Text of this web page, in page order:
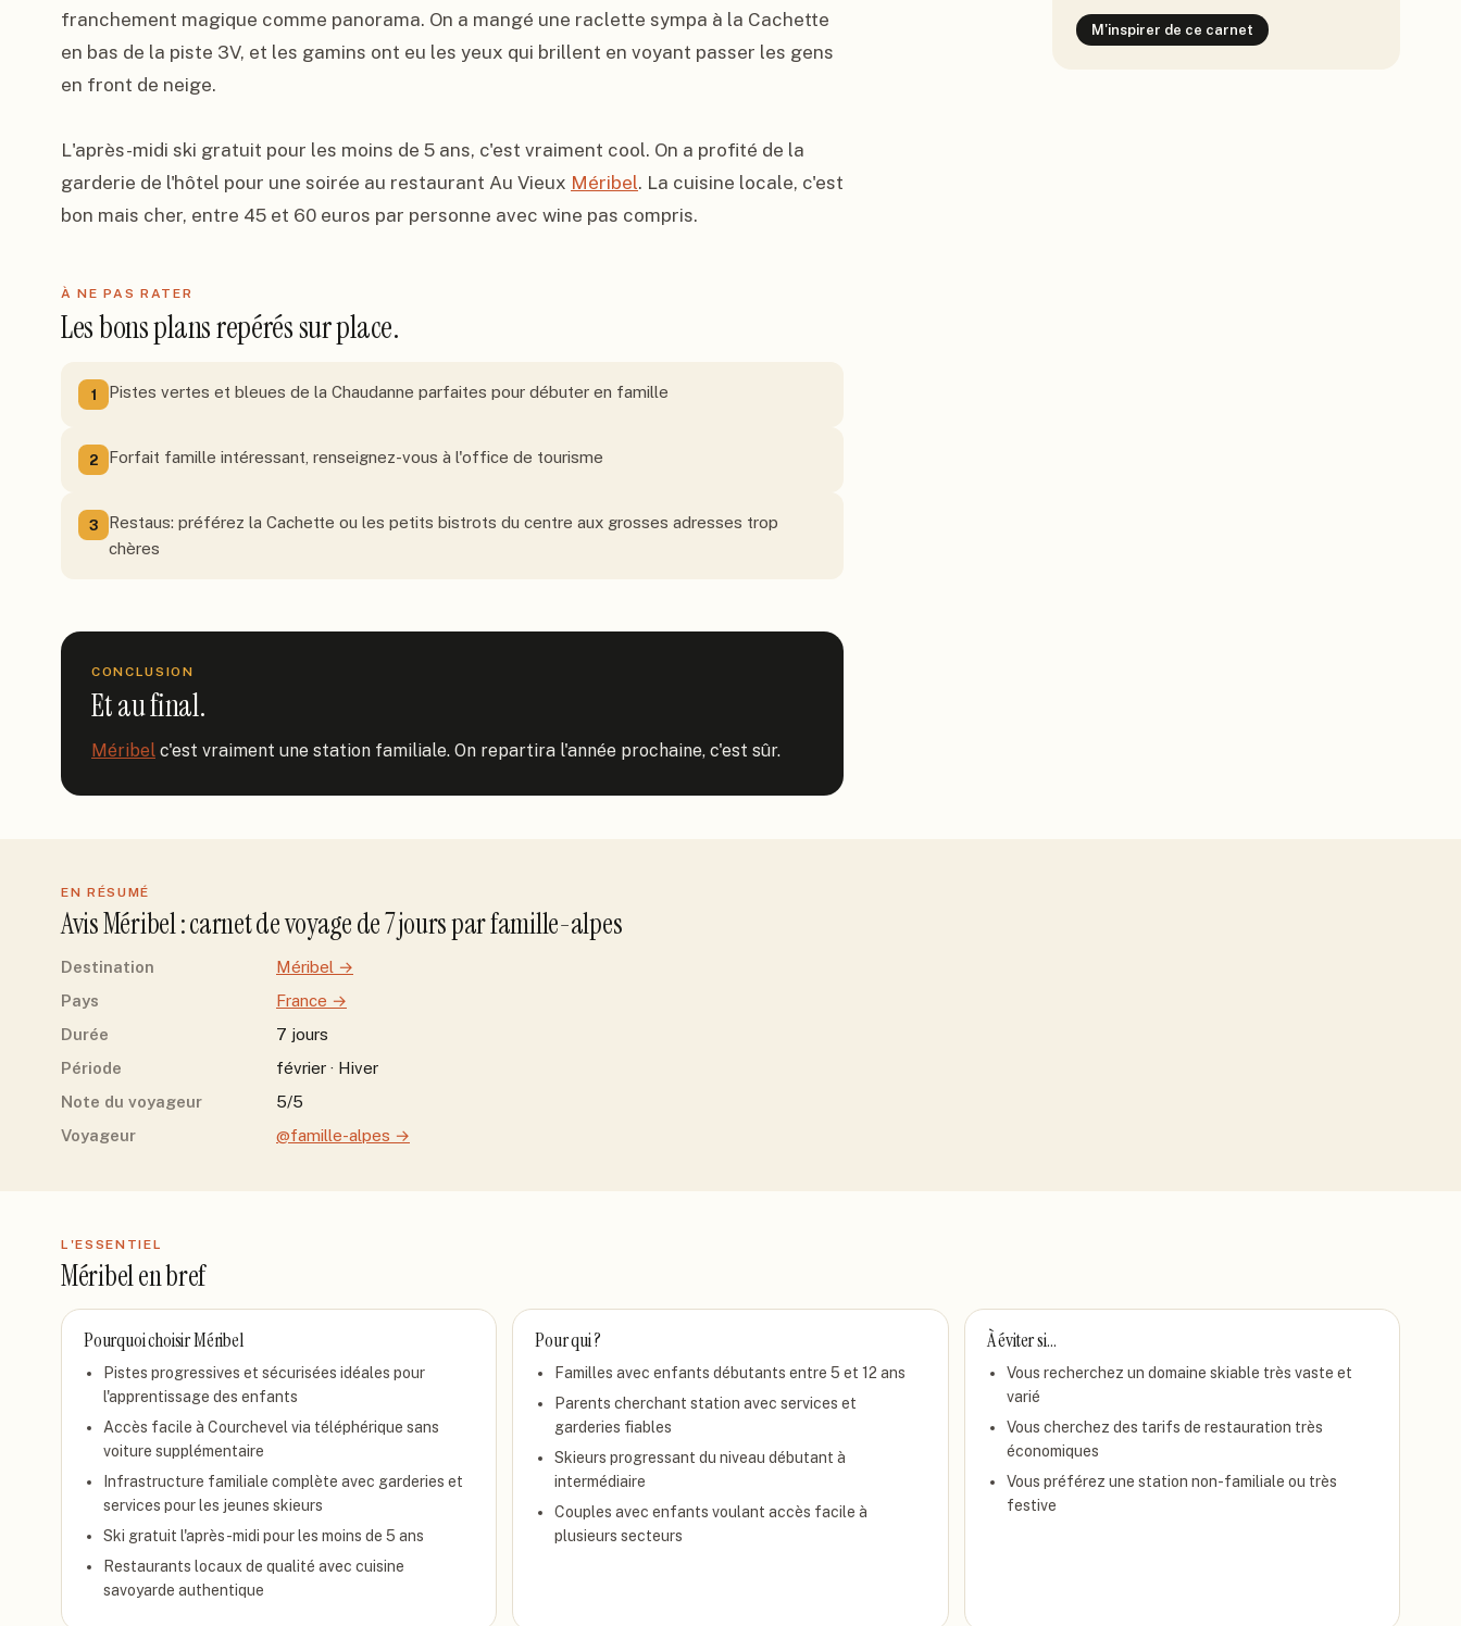
franchement magique comme panorama. On a mangé une raclette sympa à la Cachette
en bas de la piste 3V, et les gamins ont eu les yeux qui brillent en voyant passer les gens
en front de neige.
L'après-midi ski gratuit pour les moins de 5 ans, c'est vraiment cool. On a profité de la
garderie de l'hôtel pour une soirée au restaurant Au Vieux Méribel. La cuisine locale, c'est
bon mais cher, entre 45 et 60 euros par personne avec wine pas compris.
À NE PAS RATER
Les bons plans repérés sur place.
1 Pistes vertes et bleues de la Chaudanne parfaites pour débuter en famille
2 Forfait famille intéressant, renseignez-vous à l'office de tourisme
3
Restaus: préférez la Cachette ou les petits bistrots du centre aux grosses adresses trop
chères
CONCLUSION
Et au final.
Méribel c'est vraiment une station familiale. On repartira l'année prochaine, c'est sûr.
M'inspirer de ce carnet
EN RÉSUMÉ
AvisMéribel: carnet de voyage de7joursparfamille-alpes
Destination Méribel →
Pays
France →
Durée
7 jours
Période
février · Hiver
Note du voyageur
5/5
Voyageur
@famille-alpes →
L'ESSENTIEL
Méribelen bref
Pourquoi choisirMéribel
Pistes progressives et sécurisées idéales pour
l'apprentissage des enfants
Accès facile à Courchevel via téléphérique sans
voiture supplémentaire
Infrastructure familiale complète avec garderies et
services pour les jeunes skieurs
Ski gratuit l'après-midi pour les moins de 5 ans
Restaurants locaux de qualité avec cuisine
savoyarde authentique
Pour qui ?
Familles avec enfants débutants entre 5 et 12 ans
Parents cherchant station avec services et
garderies fiables
Skieurs progressant du niveau débutant à
intermédiaire
Couples avec enfants voulant accès facile à
plusieurs secteurs
À éviter si…
Vous recherchez un domaine skiable très vaste et
varié
Vous cherchez des tarifs de restauration très
économiques
Vous préférez une station non-familiale ou très
festive